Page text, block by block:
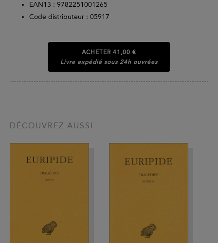
EAN13 : 9782251001265
Code distributeur : 05917
ACHETER 41,00 €
Livre expédié sous 24h ouvrées
DÉCOUVREZ AUSSI